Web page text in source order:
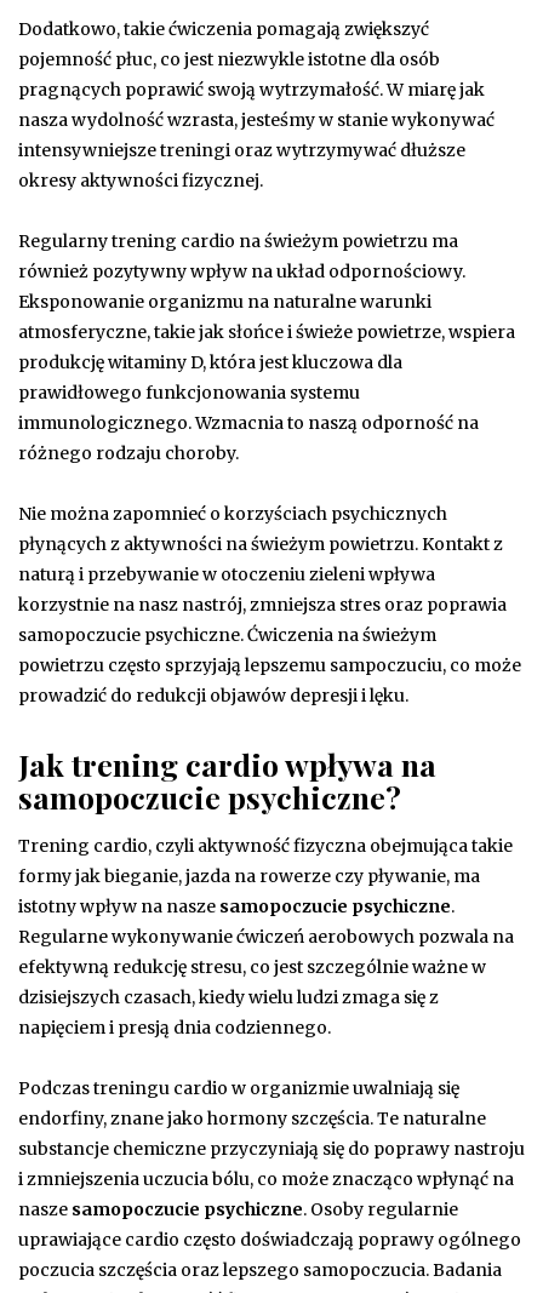
Dodatkowo, takie ćwiczenia pomagają zwiększyć
pojemność płuc, co jest niezwykle istotne dla osób
pragnących poprawić swoją wytrzymałość. W miarę jak
nasza wydolność wzrasta, jesteśmy w stanie wykonywać
intensywniejsze treningi oraz wytrzymywać dłuższe
okresy aktywności fizycznej.
Regularny trening cardio na świeżym powietrzu ma
również pozytywny wpływ na układ odpornościowy.
Eksponowanie organizmu na naturalne warunki
atmosferyczne, takie jak słońce i świeże powietrze, wspiera
produkcję witaminy D, która jest kluczowa dla
prawidłowego funkcjonowania systemu
immunologicznego. Wzmacnia to naszą odporność na
różnego rodzaju choroby.
Nie można zapomnieć o korzyściach psychicznych
płynących z aktywności na świeżym powietrzu. Kontakt z
naturą i przebywanie w otoczeniu zieleni wpływa
korzystnie na nasz nastrój, zmniejsza stres oraz poprawia
samopoczucie psychiczne. Ćwiczenia na świeżym
powietrzu często sprzyjają lepszemu sampoczuciu, co może
prowadzić do redukcji objawów depresji i lęku.
Jak trening cardio wpływa na
samopoczucie psychiczne?
Trening cardio, czyli aktywność fizyczna obejmująca takie
formy jak bieganie, jazda na rowerze czy pływanie, ma
istotny wpływ na nasze samopoczucie psychiczne.
Regularne wykonywanie ćwiczeń aerobowych pozwala na
efektywną redukcję stresu, co jest szczególnie ważne w
dzisiejszych czasach, kiedy wielu ludzi zmaga się z
napięciem i presją dnia codziennego.
Podczas treningu cardio w organizmie uwalniają się
endorfiny, znane jako hormony szczęścia. Te naturalne
substancje chemiczne przyczyniają się do poprawy nastroju
i zmniejszenia uczucia bólu, co może znacząco wpłynąć na
nasze samopoczucie psychiczne. Osoby regularnie
uprawiające cardio często doświadczają poprawy ogólnego
poczucia szczęścia oraz lepszego samopoczucia. Badania